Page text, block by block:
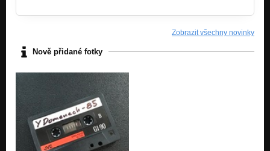
Zobrazit všechny novinky
Nově přidané fotky